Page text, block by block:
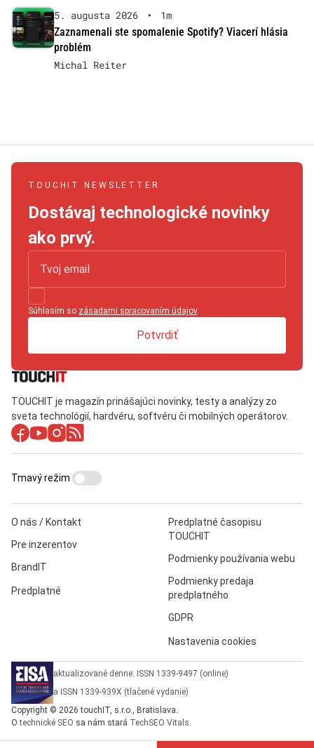
5. augusta 2026 •
1m
Zaznamenali ste spomalenie Spotify? Viacerí hlásia
problém
Michal Reiter
TOUCHIT NEWSLETTER
Dostávaj technologické novinky
ako prvý.
Súhlasím so zásadami spracovaním údajov.
Potvrdiť
TOUCHIT je magazín prinášajúci novinky, testy a analýzy zo
sveta technológií, hardvéru, softvéru či mobilných operátorov.
O nás / Kontakt
Pre inzerentov
BrandIT
Predplatné
Predplatné časopisu
TOUCHIT
Podmienky používania webu
Podmienky predaja
predplatného
GDPR
Nastavenia cookies
Tmavý režim
aktualizované denne: ISSN 1339-9497 (online)
a ISSN 1339-939X (tlačené vydanie)
Copyright © 2026 touchIT, s.r.o., Bratislava.
Otechnické SEO sa nám stará TechSEO Vitals